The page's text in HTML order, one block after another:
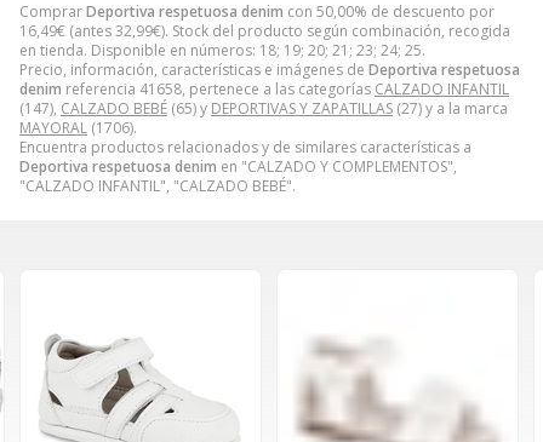
ComprarDeportiva respetuosa denim con 50,00% de descuento por
16,49€ (antes32,99€). Stock del producto según combinación, recogida
en tienda. Disponible en números: 18; 19; 20; 21; 23; 24; 25.
Precio, información, características e imágenes de Deportiva respetuosa
denim referencia 41658, pertenece a las categorías CALZADO INFANTIL
(147), CALZADO BEBÉ (65) y DEPORTIVAS Y ZAPATILLAS (27) y a la marca
MAYORAL (1706).
Encuentra productos relacionados y de similares características a
Deportiva respetuosa denim en "CALZADO Y COMPLEMENTOS",
"CALZADO INFANTIL", "CALZADO BEBÉ".